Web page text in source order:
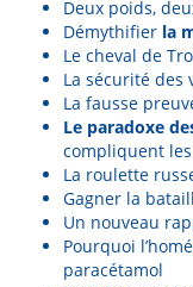
Deux poids,
Démythifier la
Le cheval de
La sécurité des
La fausse
Le paradoxe
compliquent
La roulette
Gagner la
Un nouveau
Pourquoi
paracétamol